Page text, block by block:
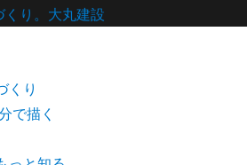
くり
で描く